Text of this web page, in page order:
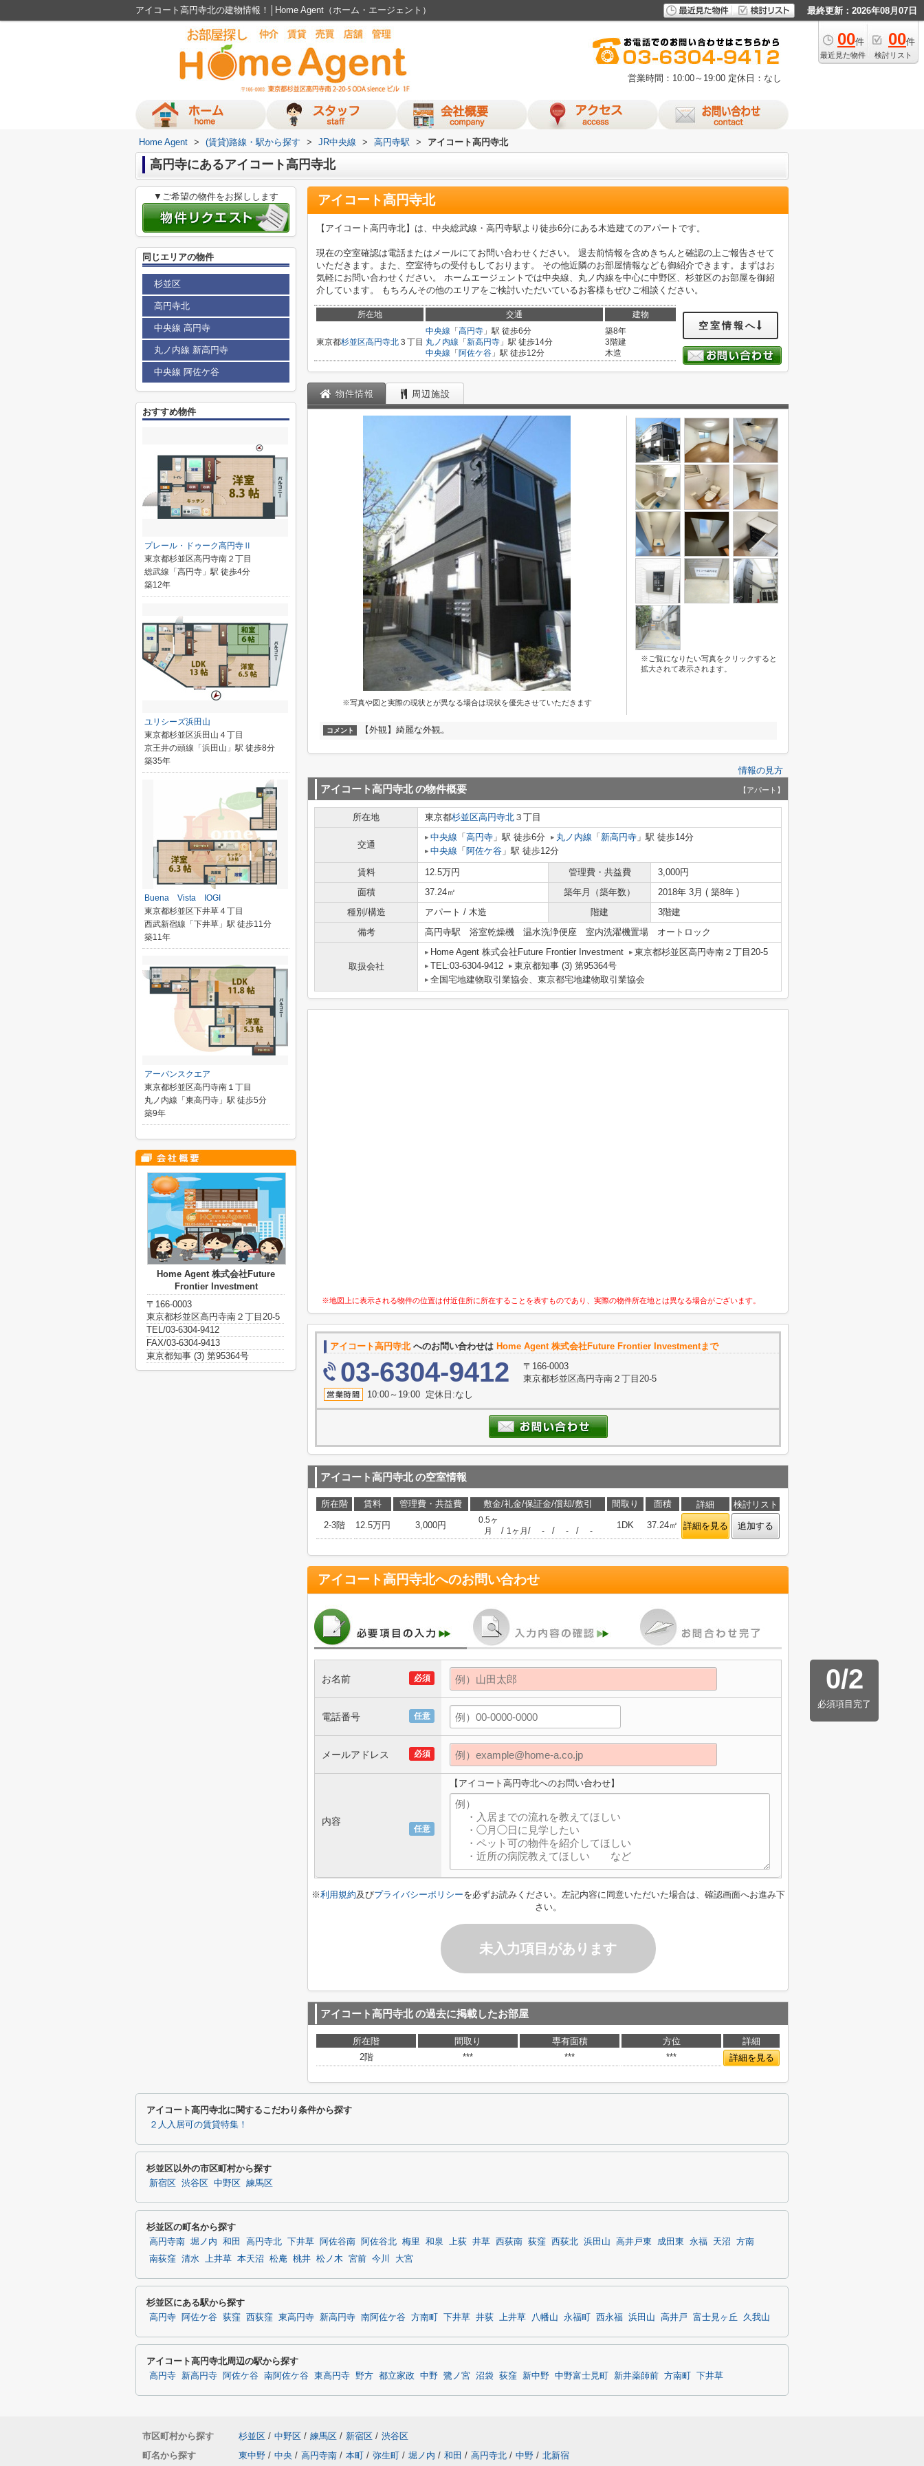
アイコート高円寺北の建物情報！│Home Agent（ホーム・エージェント） 最終更新：2026年08月07日
00件
最近見た物件
00件
検討リスト
営業時間：10:00～19:00 定休日：なし
Home Agent > (賃貸)路線・駅から探す > JR中央線 > 高円寺駅 > アイコート高円寺北
高円寺にあるアイコート高円寺北
アイコート高円寺北
【アイコート高円寺北】は、中央総武線・高円寺駅より徒歩6分にある木造建てのアパートです。
現在の空室確認は電話またはメールにてお問い合わせください。 退去前情報を含めきちんと確認の上ご報告させて
いただきます。また、空室待ちの受付もしております。 その他近隣のお部屋情報なども御紹介できます。まずはお
気軽にお問い合わせください。 ホームエージェントでは中央線、丸ノ内線を中心に中野区、杉並区のお部屋を御紹
介しています。 もちろんその他のエリアをご検討いただいているお客様もぜひご相談ください。
所在地 交通 建物
東京都杉並区高円寺北 ３丁目
中央線 「 高円寺 」駅 徒歩6分
丸ノ内線 「 新高円寺 」駅 徒歩14分
中央線 「 阿佐ケ谷 」駅 徒歩12分
築8年
3階建
木造
空室情報へ
物件情報 周辺施設
※写真や図と実際の現状とが異なる場合は現状を優先させていただきます
※ご覧になりたい写真をクリックすると
拡大されて表示されます。
コメント 【外観】綺麗な外観。
情報の見方
アイコート高円寺北の物件概要 【アパート】
所在地 東京都杉並区高円寺北 ３丁目
交通
中央線 「 高円寺 」駅 徒歩6分 丸ノ内線 「 新高円寺 」駅 徒歩14分
中央線 「 阿佐ケ谷 」駅 徒歩12分
賃料 12.5万円 管理費・共益費
3,000円
面積
37.24㎡ 築年月（築年数）
2018年 3月 ( 築8年 )
種別/構造
アパート / 木造 階建
3階建
備考
高円寺駅 浴室乾燥機 温水洗浄便座 室内洗濯機置場 オートロック
取扱会社
Home Agent 株式会社Future Frontier Investment
東京都杉並区高円寺南２丁目20-5
TEL:03-6304-9412
東京都知事 (3) 第95364号
全国宅地建物取引業協会、東京都宅地建物取引業協会
※地図上に表示される物件の位置は付近住所に所在することを表すものであり、実際の物件所在地とは異なる場合がございます。
アイコート高円寺北へのお問い合わせは Home Agent 株式会社Future Frontier Investmentまで
03-6304-9412
〒166-0003
東京都杉並区高円寺南２丁目20-5
10:00～19:00 定休日:なし
アイコート高円寺北の空室情報
所在階 賃料 管理費・共益費 敷金/礼金/保証金/償却/敷引 間取り 面積 詳細
検討リスト
2-3階
12.5万円 3,000円
0.5ヶ
月
/ 1ヶ月 / - / - / -
1DK 37.24㎡ 詳細を見る 追加する
アイコート高円寺北へのお問い合わせ
0/2
必須項目完了
必須
お名前
任意
電話番号
必須
メールアドレス
任意
内容
【アイコート高円寺北へのお問い合わせ】
※利用規約及びプライバシーポリシーを必ずお読みください。左記内容に同意いただいた場合は、確認画面へお進み下
さい。
未入力項目があります
アイコート高円寺北の過去に掲載したお部屋
所在階 間取り 専有面積 方位
詳細
2階
*** *** *** 詳細を見る
▼ご希望の物件をお探しします
同じエリアの物件
杉並区
高円寺北
中央線 高円寺
丸ノ内線 新高円寺
中央線 阿佐ケ谷
おすすめ物件
プレール・ドゥーク高円寺Ⅱ
東京都杉並区高円寺南２丁目
総武線「高円寺」駅 徒歩4分
築12年
ユリシーズ浜田山
東京都杉並区浜田山４丁目
京王井の頭線「浜田山」駅 徒歩8分
築35年
Buena Vista IOGI
東京都杉並区下井草４丁目
西武新宿線「下井草」駅 徒歩11分
築11年
アーバンスクエア
東京都杉並区高円寺南１丁目
丸ノ内線「東高円寺」駅 徒歩5分
築9年
Home Agent 株式会社Future
Frontier Investment
〒166-0003
東京都杉並区高円寺南２丁目20-5
TEL/03-6304-9412
FAX/03-6304-9413
東京都知事 (3) 第95364号
アイコート高円寺北に関するこだわり条件から探す
２人入居可の賃貸特集！
杉並区以外の市区町村から探す
新宿区 渋谷区 中野区 練馬区
杉並区の町名から探す
高円寺南 堀ノ内 和田 高円寺北 下井草 阿佐谷南 阿佐谷北 梅里 和泉 上荻 井草 西荻南 荻窪 西荻北 浜田山 高井戸東 成田東 永福 天沼
方南
南荻窪 清水 上井草 本天沼 松庵 桃井 松ノ木 宮前 今川 大宮
杉並区にある駅から探す
高円寺 阿佐ケ谷 荻窪 西荻窪 東高円寺 新高円寺 南阿佐ケ谷 方南町 下井草 井荻 上井草 八幡山 永福町 西永福 浜田山 高井戸 富士見ヶ丘 久我山
アイコート高円寺北周辺の駅から探す
高円寺 新高円寺 阿佐ケ谷 南阿佐ケ谷 東高円寺 野方 都立家政 中野 鷺ノ宮 沼袋 荻窪 新中野 中野富士見町 新井薬師前 方南町 下井草
市区町村から探す 杉並区 / 中野区 / 練馬区 / 新宿区 / 渋谷区
町名から探す
東中野 / 中央 / 高円寺南 / 本町 / 弥生町 / 堀ノ内 / 和田 / 高円寺北 / 中野 / 北新宿